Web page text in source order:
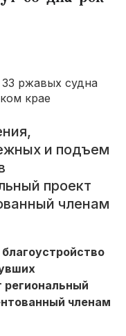
и подъем
проект
членам
региональный
членам